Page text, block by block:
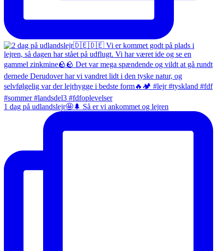
1 dag på udlandslejr🤩🌲 Så er vi ankommet og lejren